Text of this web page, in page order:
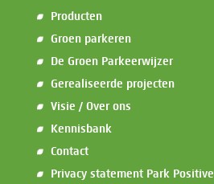
Producten
Groen parkeren
De Groen Parkeerwijzer
Gerealiseerde projecten
Visie / Over ons
Kennisbank
Contact
Privacy statement Park Positive